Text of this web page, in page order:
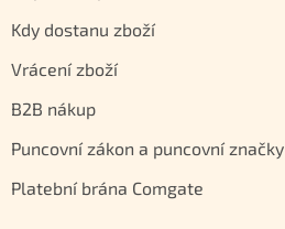
Kdy dostanu zboží
Vrácení zboží
B2B nákup
Puncovní zákon a puncovní značky
Platební brána Comgate